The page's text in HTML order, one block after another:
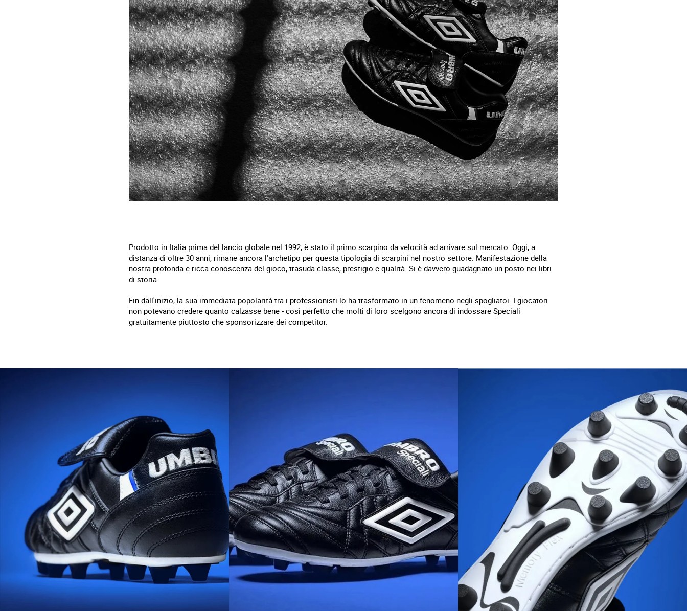
Prodotto in Italia prima del lancio globale nel 1992, è stato il primo scarpino da velocità ad arrivare sul mercato. Oggi, a
distanza di oltre 30 anni, rimane ancora l'archetipo per questa tipologia di scarpini nel nostro settore. Manifestazione della
nostra profonda e ricca conoscenza del gioco, trasuda classe, prestigio e qualità. Si è davvero guadagnato un posto nei libri
di storia.
Fin dall'inizio, la sua immediata popolarità tra i professionisti lo ha trasformato in un fenomeno negli spogliatoi. I giocatori
non potevano credere quanto calzasse bene - così perfetto che molti di loro scelgono ancora di indossare Speciali
gratuitamente piuttosto che sponsorizzare dei competitor.